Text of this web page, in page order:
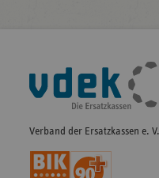
Fußleisten-
Navigation
Verband der Ersatzkassen e.